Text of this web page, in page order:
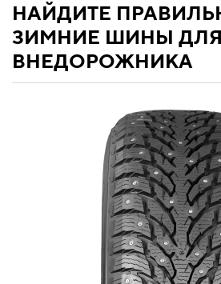
НАЙДИТЕ
ЗИМНИЕ ШИНЫ
ВНЕДОРОЖНИКА